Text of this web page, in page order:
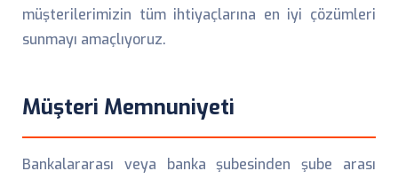
müşterilerimizin tüm ihtiyaçlarına en iyi çözümleri
sunmayı amaçlıyoruz.
Müşteri Memnuniyeti
Bankalararası veya banka şubesinden şube arası